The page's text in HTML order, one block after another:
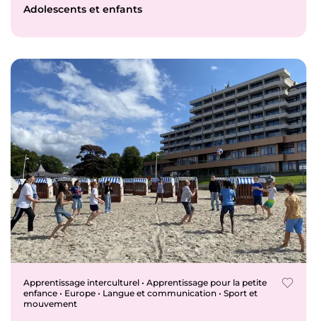
Adolescents et enfants
Apprentissage interculturel • Apprentissage pour la petite
enfance • Europe • Langue et communication • Sport et
mouvement